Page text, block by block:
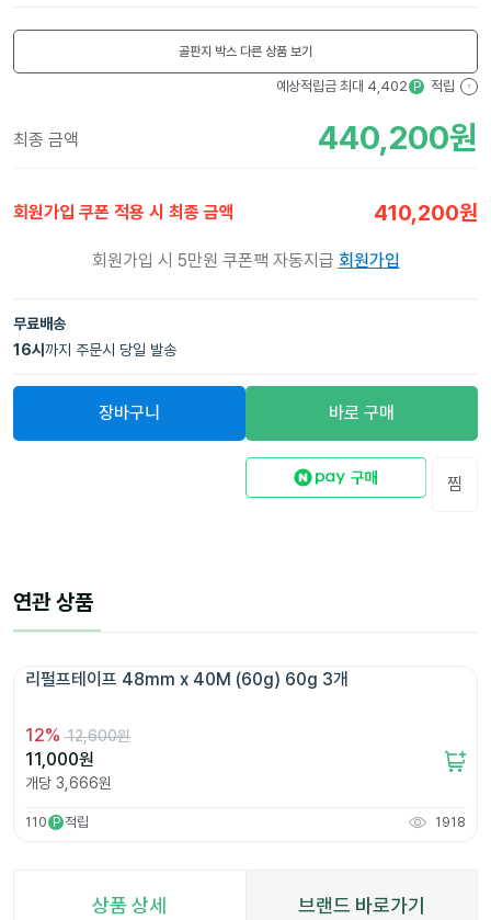
골판지 박스 다른 상품 보기
예상적립금 최대 4,402 P 적립 ?
최종 금액 440,200원
회원가입 쿠폰 적용 시 최종 금액 410,200원
회원가입 시 5만원 쿠폰팩 자동지급 회원가입
무료배송
16시 까지 주문시 당일 발송
장바구니 바로 구매
찜
연관 상품
12% 12,600원
11,000원
개당 3,666원
110 P 적립 1918
상품 상세 브랜드 바로가기